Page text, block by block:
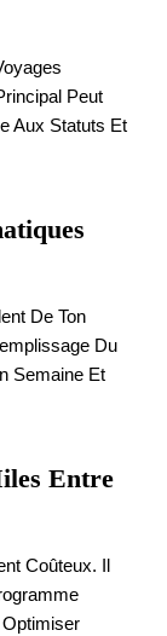
Peut
Aux Statuts Et
De Ton
Du
Semaine Et
Entre
Coûteux. Il
Optimiser